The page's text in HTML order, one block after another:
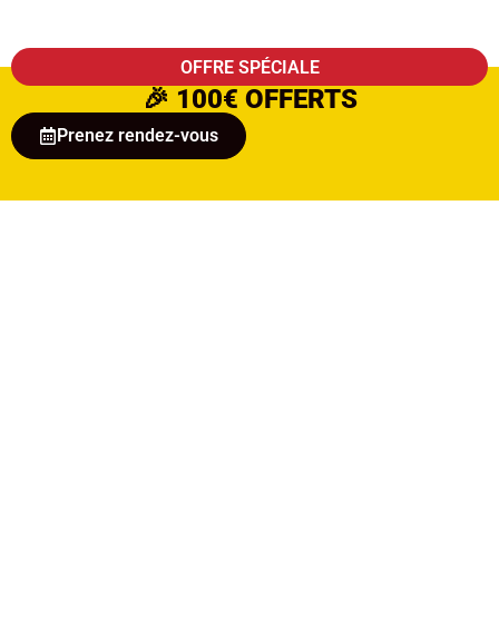
OFFRE SPÉCIALE
🎉 100€ OFFERTS
Prenez rendez-vous